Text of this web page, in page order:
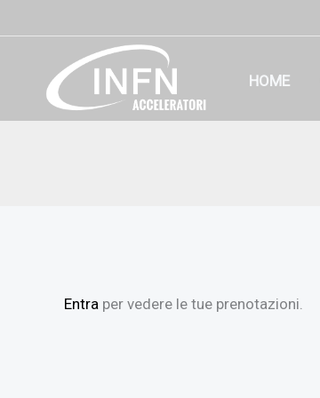
al
contenuto
HOME
Entra per vedere le tue prenotazioni.